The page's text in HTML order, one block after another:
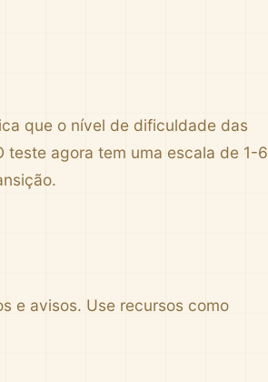
que o nível de dificuldade das
teste agora tem uma escala de 1-6
e avisos. Use recursos como